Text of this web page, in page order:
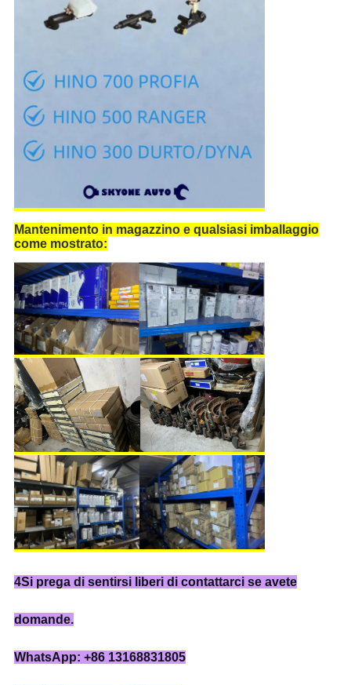
Mantenimento in magazzino e qualsiasi imballaggio
come mostrato:
4Si prega di sentirsi liberi di contattarci se avete
domande.
WhatsApp: +86 13168831805